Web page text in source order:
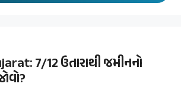
7/12 ઉતારાથી જમીનનો